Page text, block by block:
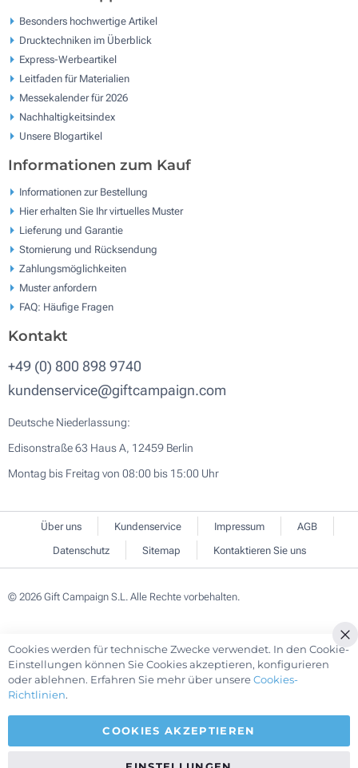
Besonders hochwertige Artikel
Drucktechniken im Überblick
Express-Werbeartikel
Leitfaden für Materialien
Messekalender für 2026
Nachhaltigkeitsindex
Unsere Blogartikel
Informationen zum Kauf
Informationen zur Bestellung
Hier erhalten Sie Ihr virtuelles Muster
Lieferung und Garantie
Stornierung und Rücksendung
Zahlungsmöglichkeiten
Muster anfordern
FAQ: Häufige Fragen
Kontakt
+49 (0) 800 898 9740
kundenservice@giftcampaign.com
Deutsche Niederlassung:
Edisonstraße 63 Haus A, 12459 Berlin
Montag bis Freitag von 08:00 bis 15:00 Uhr
Über uns Kundenservice Impressum
AGB
Datenschutz
Sitemap Kontaktieren Sie uns
© 2026 Gift Campaign S.L. Alle Rechte vorbehalten.
Cookies werden für technische Zwecke verwendet. In den Cookie-
Einstellungen können Sie Cookies akzeptieren, konfigurieren
oder ablehnen. Erfahren Sie mehr über unsereCookies-
Richtlinien.
COOKIES AKZEPTIEREN